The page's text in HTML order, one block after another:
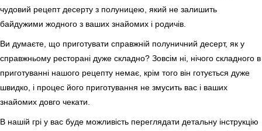
чудовий рецепт десерту з полуницею, який не залишить
байдужими жодного з ваших знайомих і родичів.
Ви думаєте, що приготувати справжній полуничний десерт, як у
справжньому ресторані дуже складно? Зовсім ні, нічого складного в
приготуванні нашого рецепту немає, крім того він готується дуже
швидко, і процес його приготування не змусить вас і ваших
знайомих довго чекати.
В нашій грі у вас буде можливість переглядати детальну інструкцію